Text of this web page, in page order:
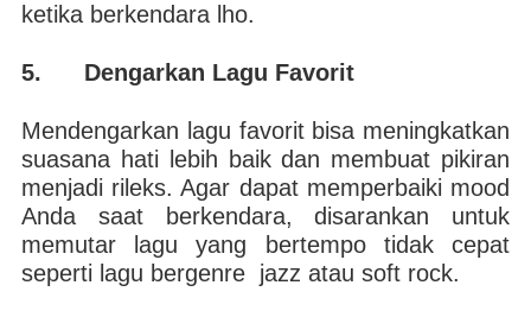
ketika berkendara lho.
5. Dengarkan Lagu Favorit
Mendengarkan lagu favorit bisa meningkatkan
suasana hati lebih baik dan membuat pikiran
menjadi rileks. Agar dapat memperbaiki mood
Anda saat berkendara, disarankan untuk
memutar lagu yang bertempo tidak cepat
seperti lagu bergenre jazz atau soft rock.